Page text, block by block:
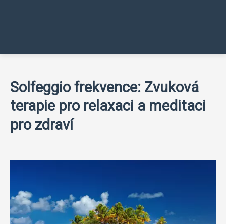
Solfeggio frekvence: Zvuková
terapie pro relaxaci a meditaci
pro zdraví